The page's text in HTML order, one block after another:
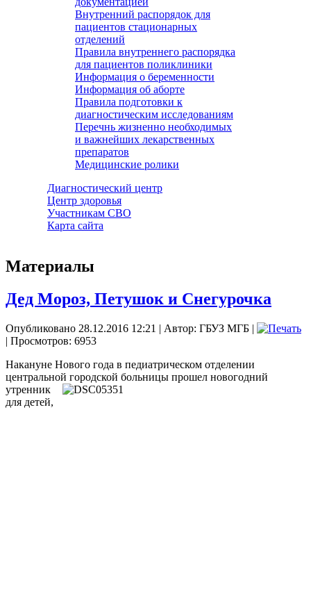
Внутренний распорядок для
пациентов стационарных
отделений
Правила внутреннего распорядка
для пациентов поликлиники
Информация о беременности
Информация об аборте
Правила подготовки к
диагностическим исследованиям
Перечнь жизненно необходимых
и важнейших лекарственных
препаратов
Медицинские ролики
Диагностический центр
Центр здоровья
Участникам СВО
Карта сайта
Материалы
Дед Мороз, Петушок и Снегурочка
Опубликовано 28.12.2016 12:21 | Автор: ГБУЗ МГБ |
| Просмотров: 6953
Накануне Нового года в педиатрическом отделении
центральной городской больницы прошел новогодний
утренник
для детей,